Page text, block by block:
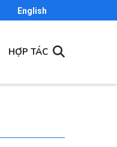
English
HỢP TÁC